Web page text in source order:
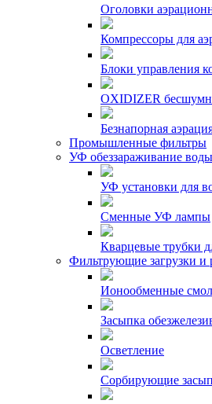
Оголовки
Компрессоры для
Блоки управления
OXIDIZER
Безнапорная
Промышленные фильтры
УФ обеззараживание воды
УФ установки для
Сменные УФ лампы
Кварцевые трубки
Фильтрующие загрузки и
Ионообменные
Засыпка
Осветление
Сорбирующие